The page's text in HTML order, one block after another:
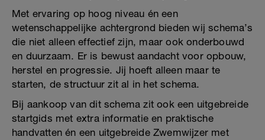
Met ervaring op hoog niveau én een
wetenschappelijke achtergrond bieden wij schema’s
die niet alleen effectief zijn, maar ook onderbouwd
en duurzaam. Er is bewust aandacht voor opbouw,
herstel en progressie. Jij hoeft alleen maar te
starten, de structuur zit al in het schema.
Bij aankoop van dit schema zit ook een uitgebreide
startgids met extra informatie en praktische
handvatten én een uitgebreide Zwemwijzer met